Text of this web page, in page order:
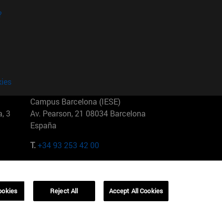
3
Campus Barcelona (IESE)
Av. Pearson, 21 08034 Barcelona
España
T.+34 93 253 42 00
01321001 Bela Vista Brasil
Reject All Accept All Cookies